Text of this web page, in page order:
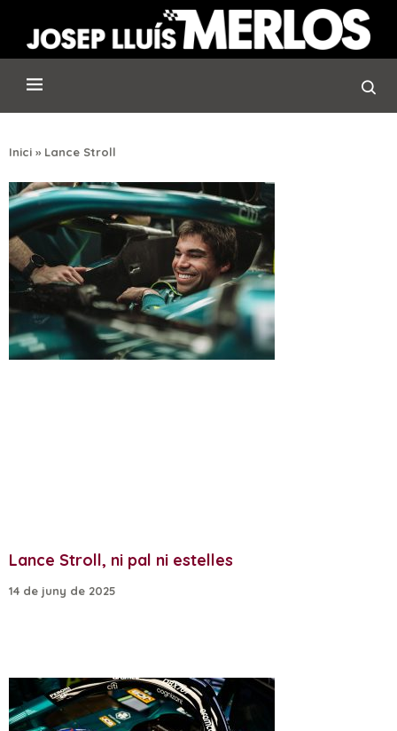
Inici » Lance Stroll
Lance Stroll, ni pal ni estelles
14 de juny de 2025